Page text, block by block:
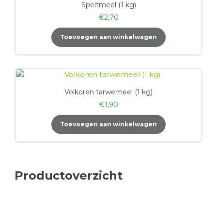
Speltmeel (1 kg)
€2,70
Toevoegen aan winkelwagen
Volkoren tarwemeel (1 kg)
€1,90
Toevoegen aan winkelwagen
Productoverzicht